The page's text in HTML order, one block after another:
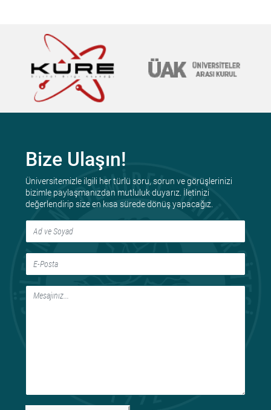
Bize Ulaşın!
Üniversitemizle ilgili her türlü soru, sorun ve görüşlerinizi
bizimle paylaşmanızdan mutluluk duyarız. İletinizi
değerlendirip size en kısa sürede dönüş yapacağız.